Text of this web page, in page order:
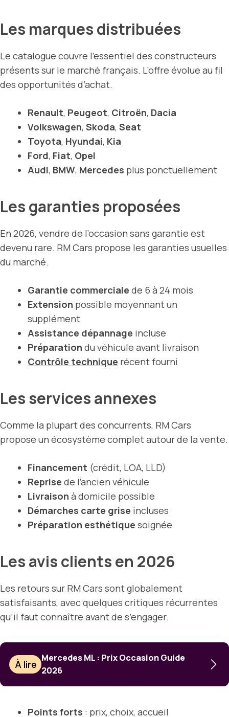
Les marques distribuées
Le catalogue couvre l’essentiel des constructeurs
présents sur le marché français. L’offre évolue au fil
des opportunités d’achat.
Renault, Peugeot, Citroën, Dacia
Volkswagen, Skoda, Seat
Toyota, Hyundai, Kia
Ford, Fiat, Opel
Audi, BMW, Mercedes plus ponctuellement
Les garanties proposées
En 2026, vendre de l’occasion sans garantie est
devenu rare. RM Cars propose les garanties usuelles
du marché.
Garantie commerciale de 6 à 24 mois
Extension possible moyennant un
supplément
Assistance dépannage incluse
Préparation du véhicule avant livraison
Contrôle technique récent fourni
Les services annexes
Comme la plupart des concurrents, RM Cars
propose un écosystème complet autour de la vente.
Financement (crédit, LOA, LLD)
Reprise de l’ancien véhicule
Livraison à domicile possible
Démarches carte grise incluses
Préparation esthétique soignée
Les avis clients en 2026
Les retours sur RM Cars sont globalement
satisfaisants, avec quelques critiques récurrentes
qu’il faut connaître avant de s’engager.
À lire
Mercedes ML : Prix Occasion Guide
2026
Points forts : prix, choix, accueil